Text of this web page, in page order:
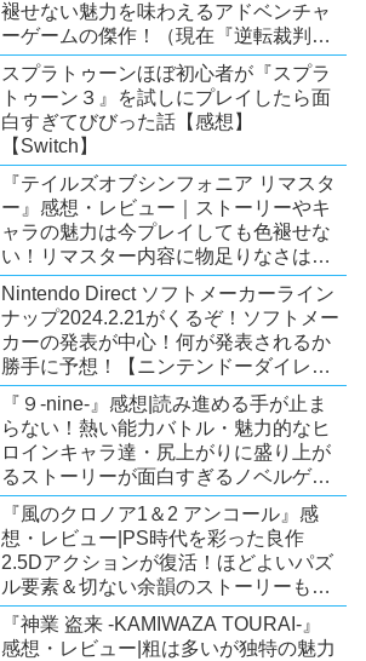
褪せない魅力を味わえるアドベンチャ
ーゲームの傑作！（現在『逆転裁判
123 成歩堂セレクション』が配信中）
スプラトゥーンほぼ初心者が『スプラ
トゥーン３』を試しにプレイしたら面
白すぎてびびった話【感想】
【Switch】
『テイルズオブシンフォニア リマスタ
ー』感想・レビュー｜ストーリーやキ
ャラの魅力は今プレイしても色褪せな
い！リマスター内容に物足りなさはあ
るが、プレイする価値のあるシリーズ
の人気作【Switch/PS4/Xone】
Nintendo Direct ソフトメーカーライン
ナップ2024.2.21がくるぞ！ソフトメー
カーの発表が中心！何が発表されるか
勝手に予想！【ニンテンドーダイレク
ト予想】
『９-nine-』感想|読み進める手が止ま
らない！熱い能力バトル・魅力的なヒ
ロインキャラ達・尻上がりに盛り上が
るストーリーが面白すぎるノベルゲ
ー！【PC/Steam/Switch/PS4】
『風のクロノア1＆2 アンコール』感
想・レビュー|PS時代を彩った良作
2.5Dアクションが復活！ほどよいパズ
ル要素＆切ない余韻のストーリーも魅
力！【Switch/PS5/PS4/Xbox
X|S/Xone/PC】
『神業 盗来 -KAMIWAZA TOURAI-』
感想・レビュー|粗は多いが独特の魅力